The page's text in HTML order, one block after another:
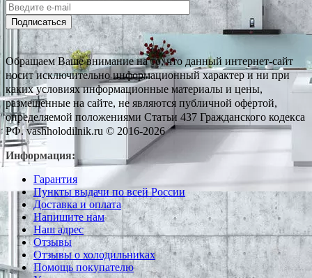
Подписаться
Обращаем Ваше внимание на то, что данный интернет-сайт
носит исключительно информационный характер и ни при
каких условиях информационные материалы и цены,
размещенные на сайте, не являются публичной офертой,
определяемой положениями Статьи 437 Гражданского кодекса
РФ. vashholodilnik.ru © 2016-2026
Информация:
Гарантия
Пункты выдачи по всей России
Доставка и оплата
Напишите нам
Наш адрес
Отзывы
Отзывы о холодильниках
Помощь покупателю